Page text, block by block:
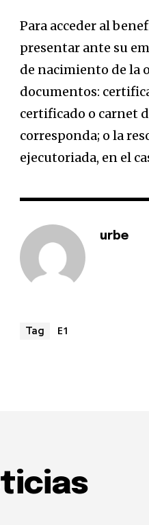
Para acceder al
presentar ante su
de nacimiento de la
documentos:
certificado o carnet
corresponda; o la
ejecutoriada, en el
urbe
Tag E1